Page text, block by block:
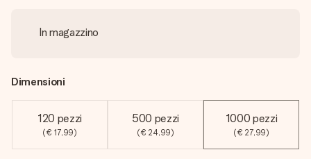
In magazzino
Dimensioni
120 pezzi
(€ 17,99)
500 pezzi
(€ 24,99)
1000 pezzi
(€ 27,99)